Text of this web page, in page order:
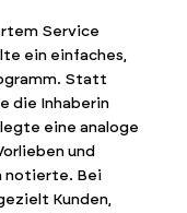
Service
ein einfaches,
Statt
die Inhaberin
eine analoge
und
notierte. Bei
Kunden,